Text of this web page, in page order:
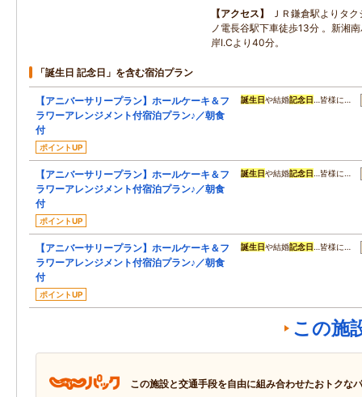
アクセス
ＪＲ鎌倉駅よりタ
ノ電長谷駅下車徒歩13分 。新湘
岸I.Cより40分。
「誕生日 記念日」を含む宿泊プラン
【アニバーサリープラン】ホールケーキ＆フ
ラワーアレンジメント付宿泊プラン♪／朝食
付
ポイントUP
誕生日や結婚記念日 …皆様に…
【アニバーサリープラン】ホールケーキ＆フ
ラワーアレンジメント付宿泊プラン♪／朝食
付
ポイントUP
誕生日や結婚記念日 …皆様に…
【アニバーサリープラン】ホールケーキ＆フ
ラワーアレンジメント付宿泊プラン♪／朝食
付
ポイントUP
誕生日や結婚記念日 …皆様に…
この施
この施設と交通手段を自由に組み合わせたおトクな